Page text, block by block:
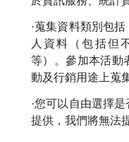
·蒐集資料類別包
人資料（包括但
等）。參加本活動
動及行銷用途上蒐
·您可以自由選擇
提供，我們將無法